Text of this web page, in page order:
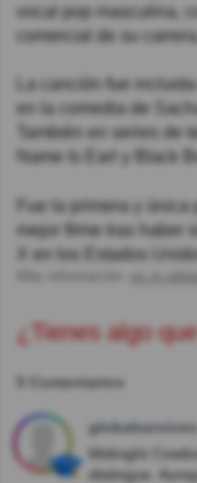
vocal pop masculina,
comercial de su
La canción fue
en la comedia de
También en series de
Name Is Earl y Black
Fue la primera y
mejor filme tras haber
X en los Estados
¿Tienes algo
5 Comentarios
Midnight
distingue.